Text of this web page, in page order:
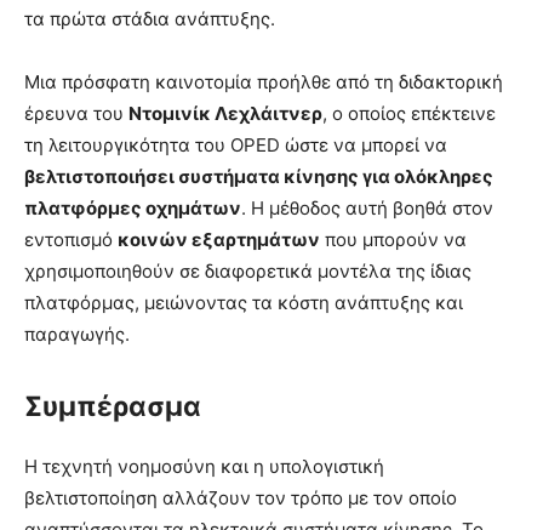
τα πρώτα στάδια ανάπτυξης.
Μια πρόσφατη καινοτομία προήλθε από τη διδακτορική
έρευνα του Ντομινίκ Λεχλάιτνερ, ο οποίος επέκτεινε
τη λειτουργικότητα του OPED ώστε να μπορεί να
βελτιστοποιήσει συστήματα κίνησης για ολόκληρες
πλατφόρμες οχημάτων. Η μέθοδος αυτή βοηθά στον
εντοπισμό κοινών εξαρτημάτων που μπορούν να
χρησιμοποιηθούν σε διαφορετικά μοντέλα της ίδιας
πλατφόρμας, μειώνοντας τα κόστη ανάπτυξης και
παραγωγής.
Συμπέρασμα
Η τεχνητή νοημοσύνη και η υπολογιστική
βελτιστοποίηση αλλάζουν τον τρόπο με τον οποίο